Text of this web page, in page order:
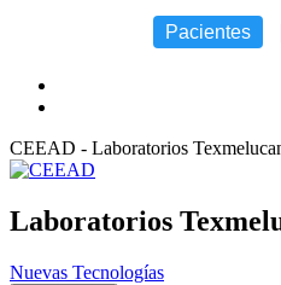
Pacientes
CEEAD - Laboratorios
Laboratorios
Nuevas Tecnologías